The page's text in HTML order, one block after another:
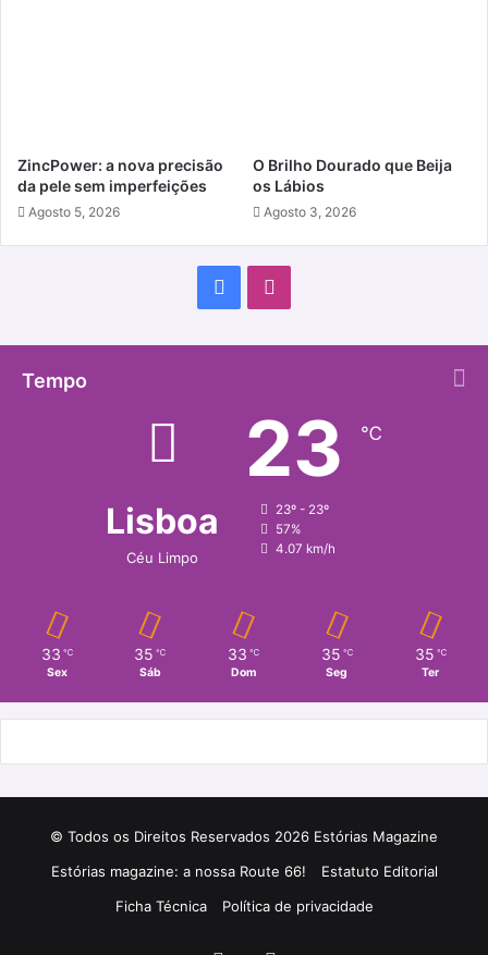
ZincPower: a nova precisão
da pele sem imperfeições
Agosto 5, 2026
O Brilho Dourado que Beija
os Lábios
Agosto 3, 2026
Facebook
Tempo
Lisboa
Céu Limpo
23 ℃
23º - 23º
57%
4.07 km/h
33 ℃
Sex
35 ℃
Sáb
33 ℃
Dom
35 ℃
Seg
35 ℃
Ter
© Todos os Direitos Reservados 2026 Estórias Magazine
Estórias magazine: a nossa Route 66!
Estatuto Editorial
Ficha Técnica
Política de privacidade